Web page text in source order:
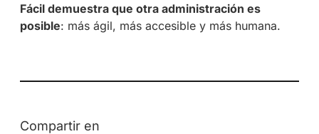
Fácil demuestra que otra administración es
posible: más ágil, más accesible y más humana.
Compartir en